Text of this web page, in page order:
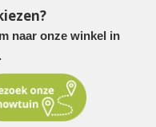
naar onze winkel in